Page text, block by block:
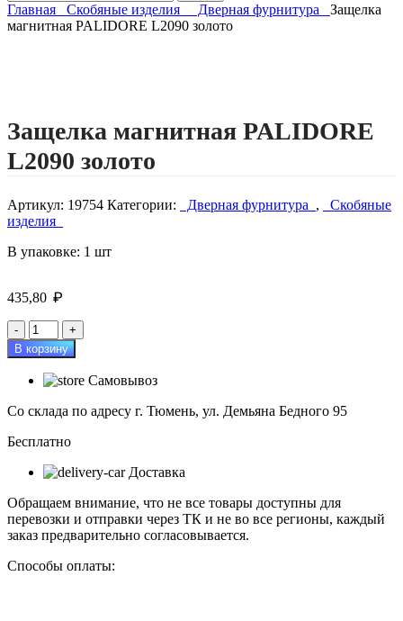
Главная Скобяные изделия Дверная фурнитура Защелка
магнитная PALIDORE L2090 золото
Защелка магнитная PALIDORE
L2090 золото
Артикул: 19754 Категории: Дверная фурнитура ,
Скобяные
изделия
В упаковке: 1 шт
435,80 ₽
Количество
товара
Защелка
магнитная
PALIDORE
L2090
В корзину
Самовывоз
Со склада по адресу г. Тюмень, ул. Демьяна Бедного 95
Бесплатно
Доставка
Обращаем внимание, что не все товары доступны для
перевозки и отправки через ТК и не во все регионы, каждый
заказ предварительно согласовывается.
Способы оплаты: